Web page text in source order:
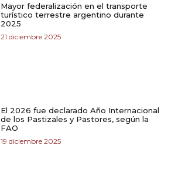
Mayor federalización en el transporte
turístico terrestre argentino durante
2025
21 diciembre 2025
El 2026 fue declarado Año Internacional
de los Pastizales y Pastores, según la
FAO
19 diciembre 2025